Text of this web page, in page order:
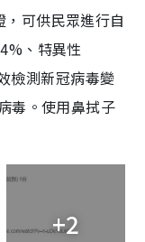
可供民眾進行自
、特異性
檢測新冠病毒變
毒。使用鼻拭子
+2